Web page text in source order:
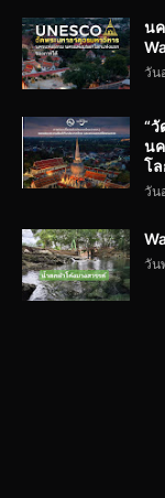
น
วัน
“
น
โ
วัน
วัน